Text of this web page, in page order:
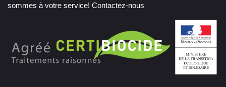
sommes à votre service! Contactez-nous